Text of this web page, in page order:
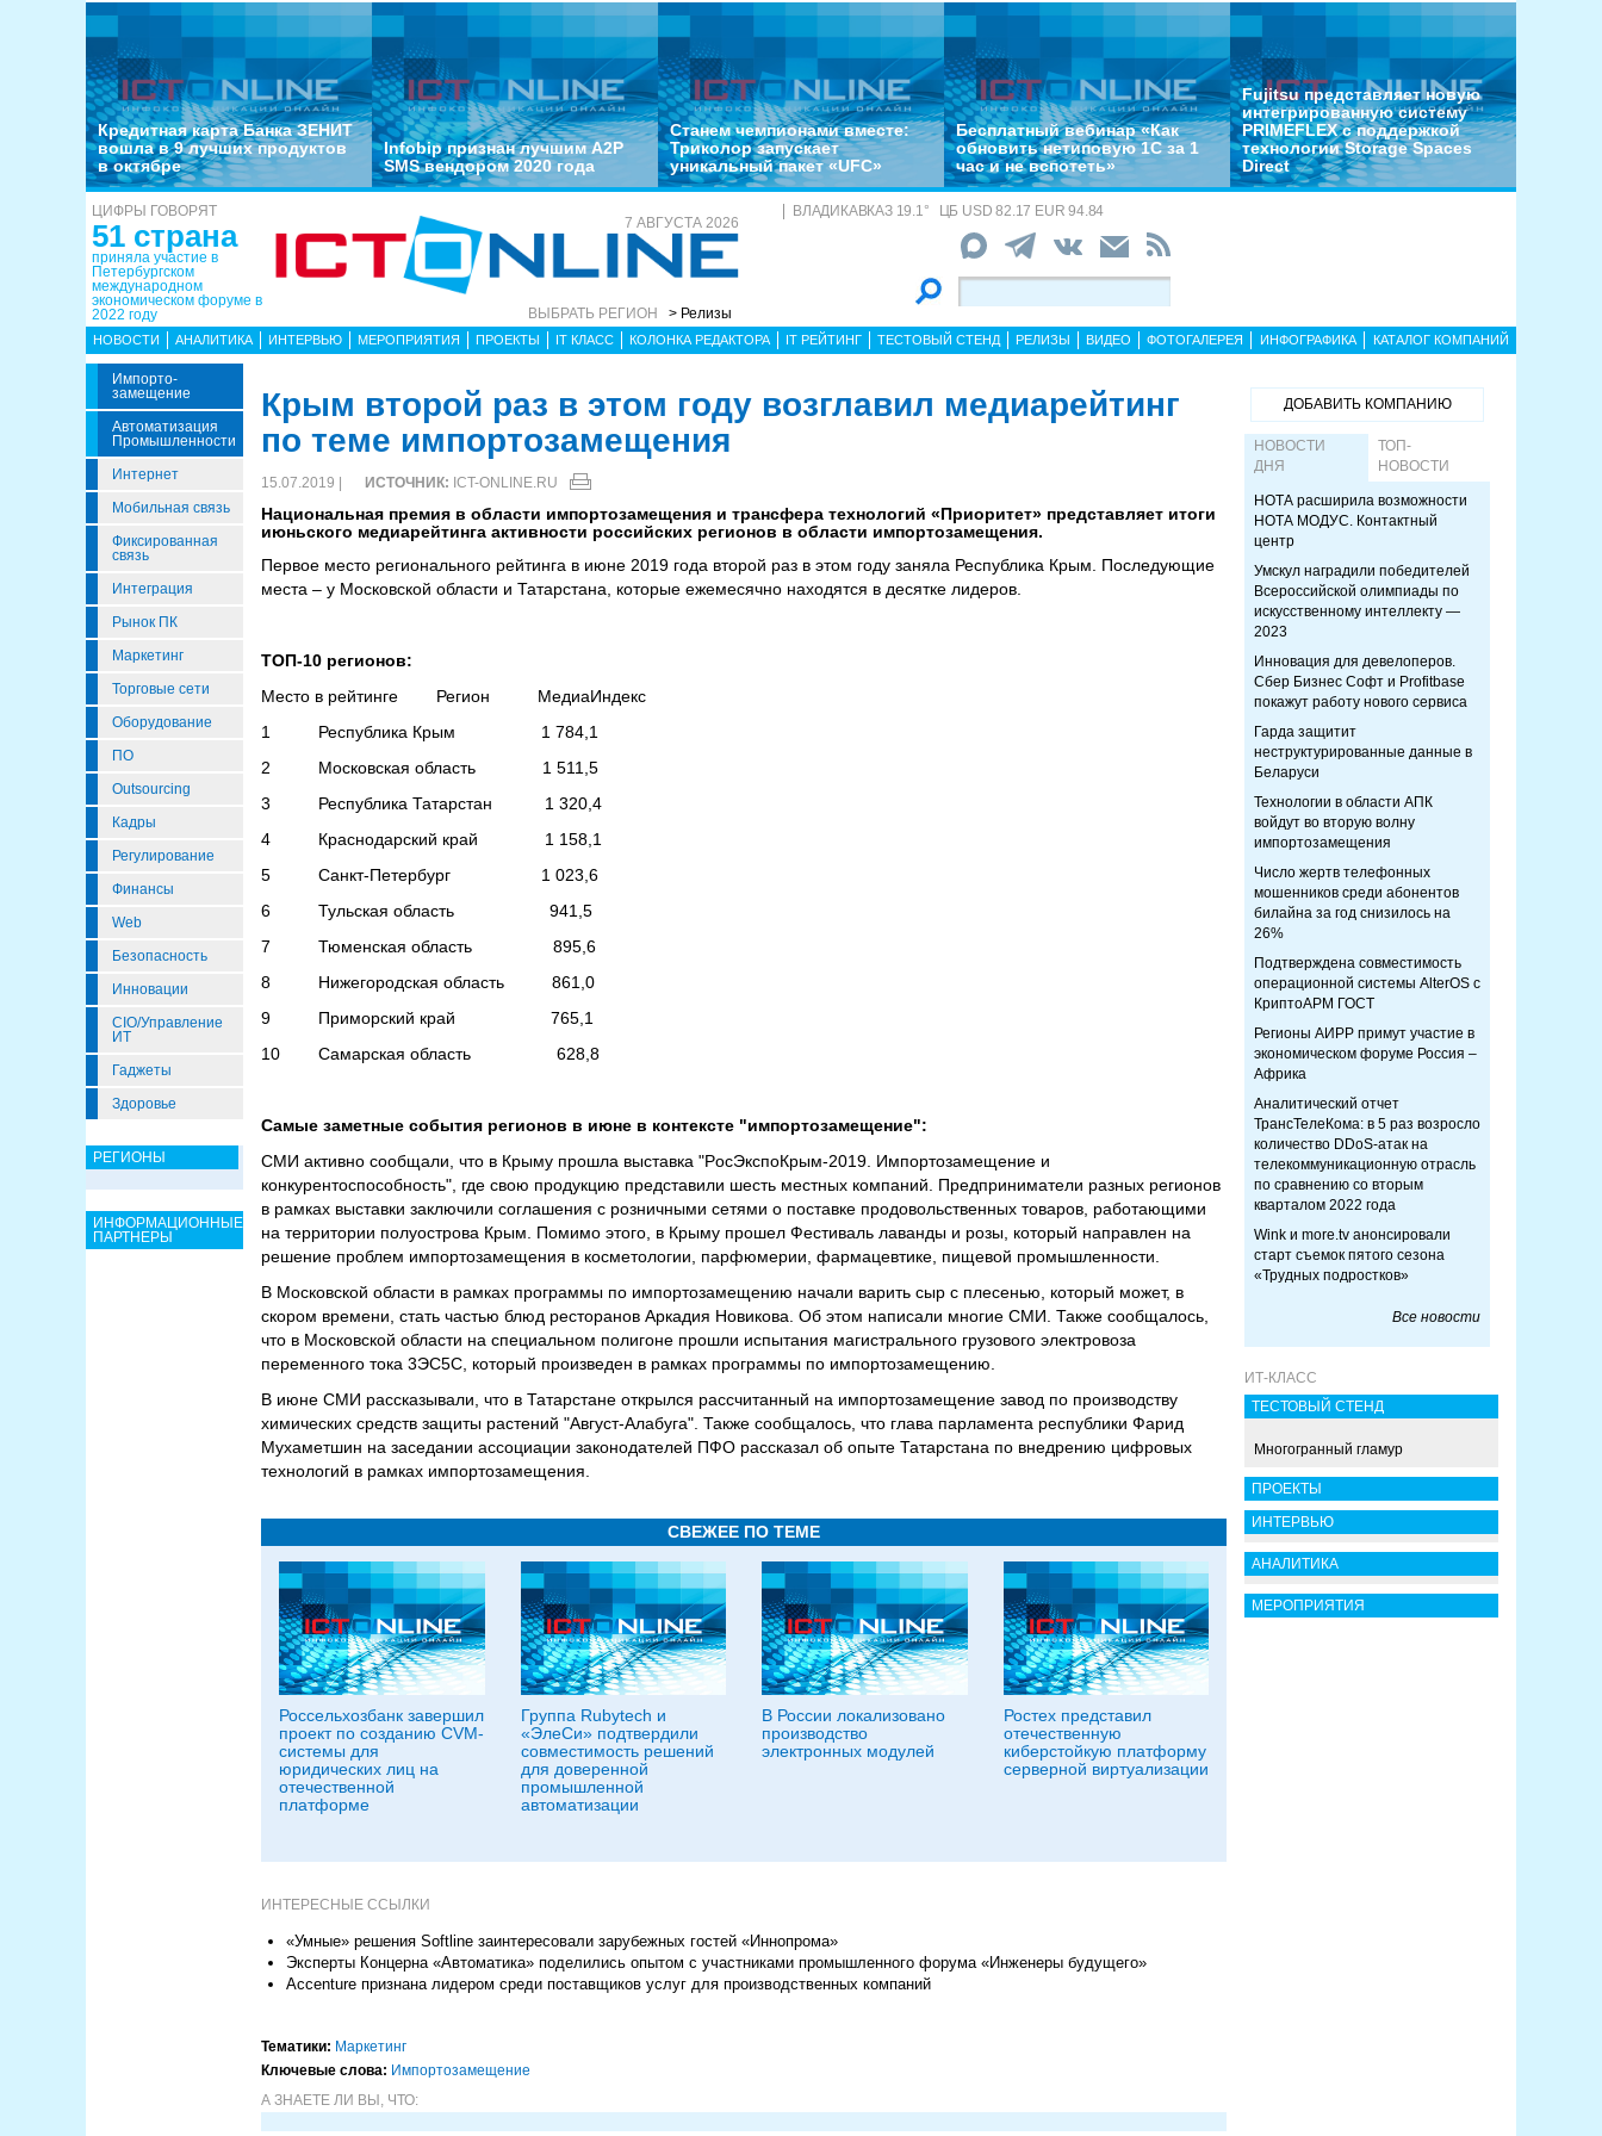
Кредитная карта Банка ЗЕНИТ
вошла в 9 лучших продуктов
в октябре
Infobip признан лучшим A2P
SMS вендором 2020 года
Станем чемпионами вместе:
Триколор запускает
уникальный пакет «UFC»
Бесплатный вебинар «Как
обновить нетиповую 1С за 1
час и не вспотеть»
Fujitsu представляет новую
интегрированную систему
PRIMEFLEX с поддержкой
технологии Storage Spaces
Direct
ЦИФРЫ ГОВОРЯТ
51 страна
приняла участие в
Петербургском
международном
экономическом форуме в
2022 году
7 АВГУСТА 2026
ВЫБРАТЬ РЕГИОН > Релизы
ВЛАДИКАВКАЗ 19.1° ЦБ USD 82.17 EUR 94.84
НОВОСТИ АНАЛИТИКА ИНТЕРВЬЮ МЕРОПРИЯТИЯ ПРОЕКТЫ IT КЛАСС КОЛОНКА РЕДАКТОРА IT РЕЙТИНГ ТЕСТОВЫЙ СТЕНД РЕЛИЗЫ ВИДЕО ФОТОГАЛЕРЕЯ ИНФОГРАФИКА КАТАЛОГ КОМПАНИЙ
Импорто­
Замещение
Автоматизация
Промышленности
Интернет
Мобильная связь
Фиксированная
связь
Интеграция
Рынок ПК
Маркетинг
Торговые сети
Оборудование
ПО
Outsourcing
Кадры
Регулирование
Финансы
Web
Безопасность
Инновации
CIO/Управление
ИТ
Гаджеты
Здоровье
РЕГИОНЫ
ИНФОРМАЦИОННЫЕ
ПАРТНЕРЫ
Крым второй раз в этом году возглавил медиарейтинг
по теме импортозамещения
15.07.2019 | ИСТОЧНИК: ICT-ONLINE.RU
Национальная премия в области импортозамещения и трансфера технологий «Приоритет» представляет итоги
июньского медиарейтинга активности российских регионов в области импортозамещения.
Первое место регионального рейтинга в июне 2019 года второй раз в этом году заняла Республика Крым. Последующие
места – у Московской области и Татарстана, которые ежемесячно находятся в десятке лидеров.
ТОП-10 регионов:
Место в рейтинге Регион МедиаИндекс
1 Республика Крым 1 784,1
2 Московская область 1 511,5
3 Республика Татарстан 1 320,4
4 Краснодарский край 1 158,1
5 Санкт-Петербург 1 023,6
6 Тульская область 941,5
7 Тюменская область 895,6
8 Нижегородская область 861,0
9 Приморский край 765,1
10 Самарская область 628,8
Самые заметные события регионов в июне в контексте "импортозамещение":
СМИ активно сообщали, что в Крыму прошла выставка "РoсЭкспоКрым-2019. Импортозамещение и
конкурентоспособность", где свою продукцию представили шесть местных компаний. Предприниматели разных регионов
в рамках выставки заключили соглашения с розничными сетями о поставке продовольственных товаров, работающими
на территории полуострова Крым. Помимо этого, в Крыму прошел Фестиваль лаванды и розы, который направлен на
решение проблем импортозамещения в косметологии, парфюмерии, фармацевтике, пищевой промышленности.
В Московской области в рамках программы по импортозамещению начали варить сыр с плесенью, который может, в
скором времени, стать частью блюд ресторанов Аркадия Новикова. Об этом написали многие СМИ. Также сообщалось,
что в Московской области на специальном полигоне прошли испытания магистрального грузового электровоза
переменного тока 3ЭС5С, который произведен в рамках программы по импортозамещению.
В июне СМИ рассказывали, что в Татарстане открылся рассчитанный на импортозамещение завод по производству
химических средств защиты растений "Август-Алабуга". Также сообщалось, что глава парламента республики Фарид
Мухаметшин на заседании ассоциации законодателей ПФО рассказал об опыте Татарстана по внедрению цифровых
технологий в рамках импортозамещения.
СВЕЖЕЕ ПО ТЕМЕ
Россельхозбанк завершил
проект по созданию CVM-
системы для
юридических лиц на
отечественной
платформе
Группа Rubytech и
«ЭлеСи» подтвердили
совместимость решений
для доверенной
промышленной
автоматизации
В России локализовано
производство
электронных модулей
Ростех представил
отечественную
киберстойкую платформу
серверной виртуализации
ИНТЕРЕСНЫЕ ССЫЛКИ
«Умные» решения Softline заинтересовали зарубежных гостей «Иннопрома»
Эксперты Концерна «Автоматика» поделились опытом с участниками промышленного форума «Инженеры будущего»
Accenture признана лидером среди поставщиков услуг для производственных компаний
Тематики: Маркетинг
Ключевые слова: Импорто­замещение
А ЗНАЕТЕ ЛИ ВЫ, ЧТО:
ДОБАВИТЬ КОМПАНИЮ
НОВОСТИ
ДНЯ
ТОП-
НОВОСТИ
НОТА расширила возможности
НОТА МОДУС. Контактный
центр
Умскул наградили победителей
Всероссийской олимпиады по
искусственному интеллекту —
2023
Инновация для девелоперов.
Сбер Бизнес Софт и Profitbase
покажут работу нового сервиса
Гарда защитит
неструктурированные данные в
Беларуси
Технологии в области АПК
войдут во вторую волну
импортозамещения
Число жертв телефонных
мошенников среди абонентов
билайна за год снизилось на
26%
Подтверждена совместимость
операционной системы AlterOS с
КриптоАРМ ГОСТ
Регионы АИРР примут участие в
экономическом форуме Россия –
Африка
Аналитический отчет
ТрансТелеКома: в 5 раз возросло
количество DDoS-атак на
телекоммуникационную отрасль
по сравнению со вторым
кварталом 2022 года
Wink и more.tv анонсировали
старт съемок пятого сезона
«Трудных подростков»
Все новости
ИТ-КЛАСС
ТЕСТОВЫЙ СТЕНД
Многогранный гламур
ПРОЕКТЫ
ИНТЕРВЬЮ
АНАЛИТИКА
МЕРОПРИЯТИЯ